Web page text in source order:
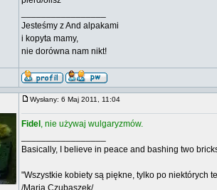
Jesteśmy z And alpakami
i kopyta mamy,
nie dorówna nam nikt!
Wysłany: 6 Maj 2011, 11:04
Fidel , nie używaj wulgaryzmów.
Basically, I believe in peace and bashing two
"Wszystkie kobiety są piękne, tylko po niektórych
/Maria Czubaszek/